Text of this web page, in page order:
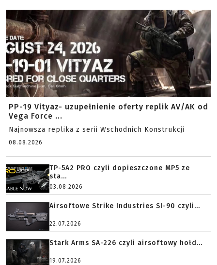
PP-19 Vityaz- uzupełnienie oferty replik AV/AK od
Vega Force ...
Najnowsza replika z serii Wschodnich Konstrukcji
08.08.2026
TP-5A2 PRO czyli dopieszczone MP5 ze
sta...
03.08.2026
Airsoftowe Strike Industries SI-90 czyli...
22.07.2026
Stark Arms SA-226 czyli airsoftowy hołd...
19.07.2026